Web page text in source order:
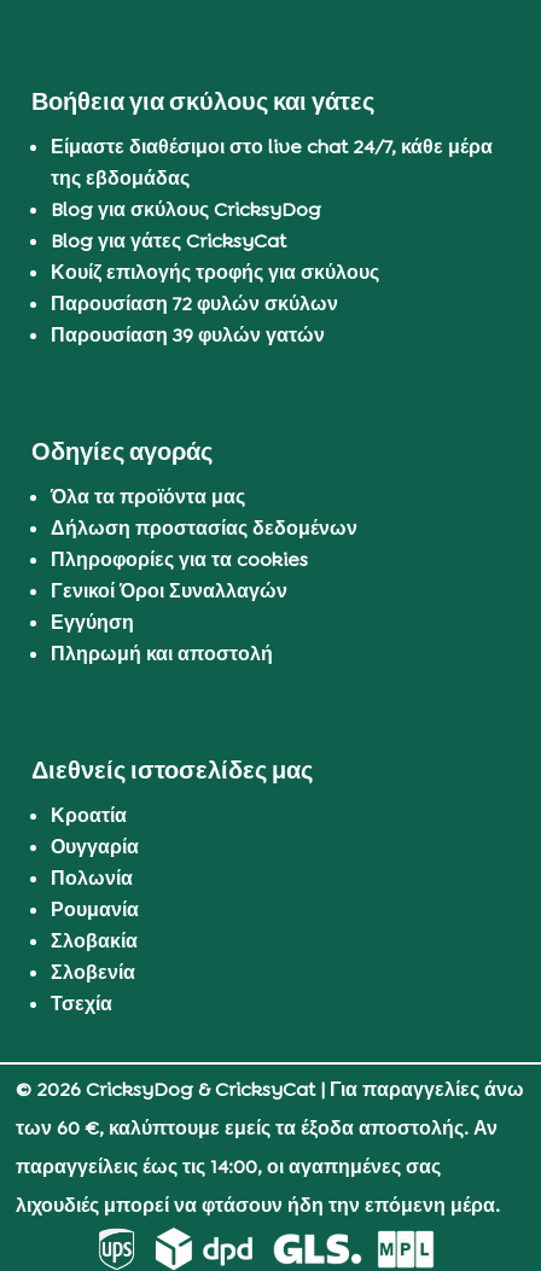
Βοήθεια για σκύλους και γάτες
Είμαστε διαθέσιμοι στο live chat 24/7, κάθε μέρα
της εβδομάδας
Blog για σκύλους CricksyDog
Blog για γάτες CricksyCat
Κουίζ επιλογής τροφής για σκύλους
Παρουσίαση 72 φυλών σκύλων
Παρουσίαση 39 φυλών γατών
Οδηγίες αγοράς
Όλα τα προϊόντα μας
Δήλωση προστασίας δεδομένων
Πληροφορίες για τα cookies
Γενικοί Όροι Συναλλαγών
Εγγύηση
Πληρωμή και αποστολή
Διεθνείς ιστοσελίδες μας
Κροατία
Ουγγαρία
Πολωνία
Ρουμανία
Σλοβακία
Σλοβενία
Τσεχία
© 2026 CricksyDog & CricksyCat| Για παραγγελίες άνω
των 60 €, καλύπτουμε εμείς τα έξοδα αποστολής. Αν
παραγγείλεις έως τις 14:00, οι αγαπημένες σας
λιχουδιές μπορεί να φτάσουν ήδη την επόμενη μέρα.